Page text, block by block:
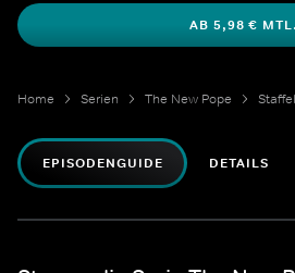
AB 5,98 € MTL.
Home Serien The New Pope
EPISODENGUIDE DETAILS